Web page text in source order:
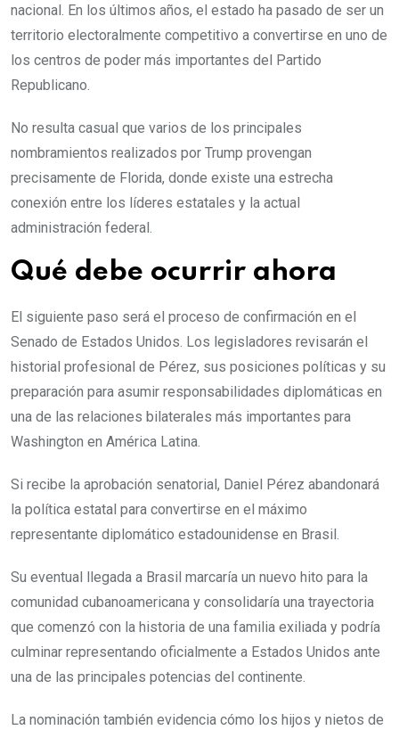
nacional. En los últimos años, el estado ha pasado de ser un
territorio electoralmente competitivo a convertirse en uno de
los centros de poder más importantes del Partido
Republicano.
No resulta casual que varios de los principales
nombramientos realizados por Trump provengan
precisamente de Florida, donde existe una estrecha
conexión entre los líderes estatales y la actual
administración federal.
Qué debe ocurrir ahora
El siguiente paso será el proceso de confirmación en el
Senado de Estados Unidos. Los legisladores revisarán el
historial profesional de Pérez, sus posiciones políticas y su
preparación para asumir responsabilidades diplomáticas en
una de las relaciones bilaterales más importantes para
Washington en América Latina.
Si recibe la aprobación senatorial, Daniel Pérez abandonará
la política estatal para convertirse en el máximo
representante diplomático estadounidense en Brasil.
Su eventual llegada a Brasil marcaría un nuevo hito para la
comunidad cubanoamericana y consolidaría una trayectoria
que comenzó con la historia de una familia exiliada y podría
culminar representando oficialmente a Estados Unidos ante
una de las principales potencias del continente.
La nominación también evidencia cómo los hijos y nietos de